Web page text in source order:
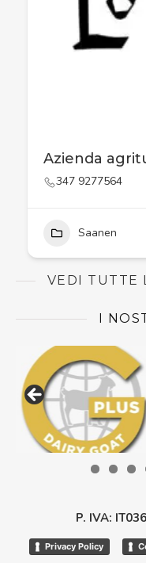
Azienda
347 9277564
Saanen
VEDI TUTTE
I
P. IVA:
Privacy Policy